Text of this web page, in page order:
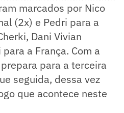
marcados por Nico
(2x) e Pedri para a
Dani Vivian
a França. Com a
para a terceira
seguida, dessa vez
que acontece neste